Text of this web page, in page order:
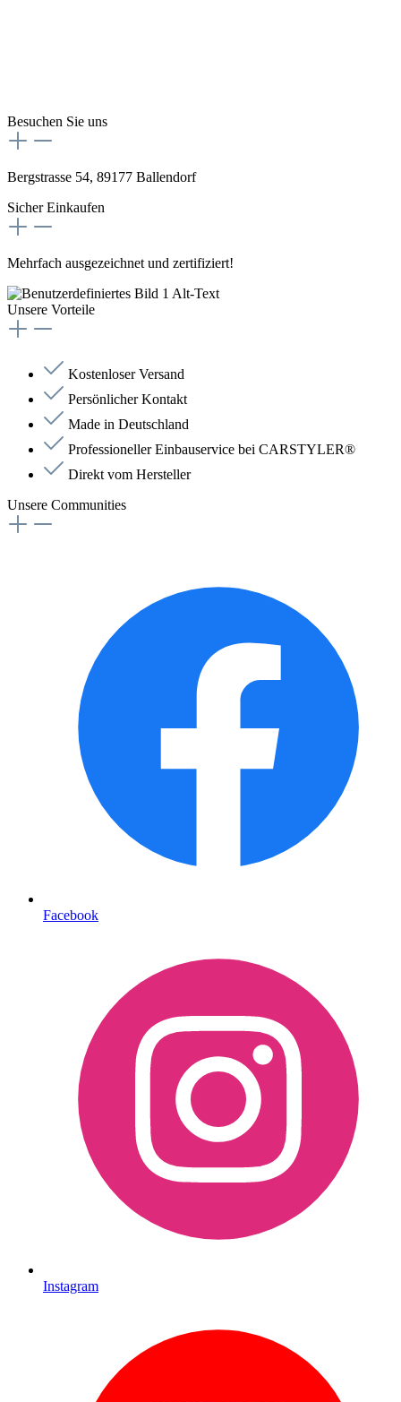
Besuchen Sie uns
Bergstrasse 54, 89177 Ballendorf
Sicher Einkaufen
Mehrfach ausgezeichnet und zertifiziert!
Unsere Vorteile
Kostenloser Versand
Persönlicher Kontakt
Made in Deutschland
Professioneller Einbauservice bei CARSTYLER®
Direkt vom Hersteller
Unsere Communities
Facebook
Instagram